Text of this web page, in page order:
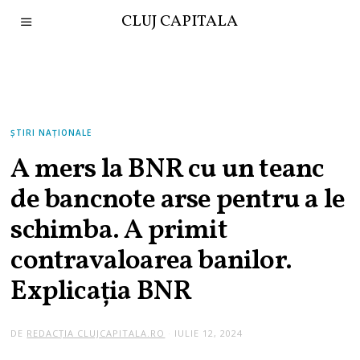
CLUJ CAPITALA
ȘTIRI NAȚIONALE
A mers la BNR cu un teanc
de bancnote arse pentru a le
schimba. A primit
contravaloarea banilor.
Explicația BNR
DE REDACȚIA CLUJCAPITALA.RO IULIE 12, 2024